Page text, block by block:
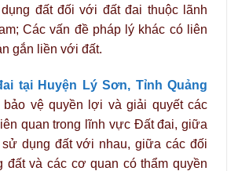
đất đối với đất đai thuộc lãnh
Các vấn đề pháp lý khác có liên
gắn liền với đất.
tại Huyện Lý Sơn, Tỉnh Quảng
bảo vệ quyền lợi và giải quyết các
quan trong lĩnh vực Đất đai, giữa
dụng đất với nhau, giữa các đối
đất và các cơ quan có thẩm quyền